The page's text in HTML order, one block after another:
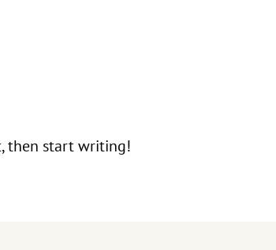
then start writing!